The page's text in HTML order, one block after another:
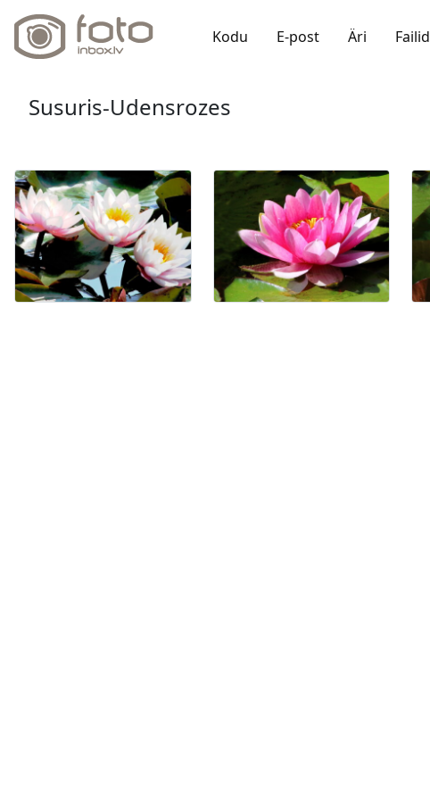
Kodu E-post Äri Failid
Susuris-Udensrozes